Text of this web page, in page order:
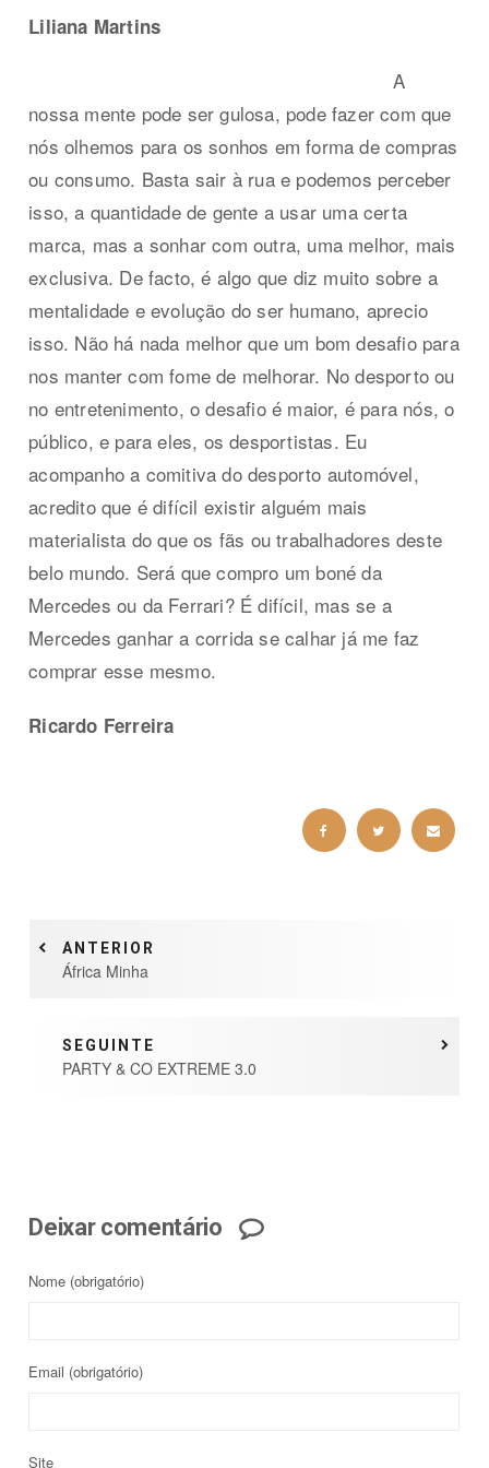
Liliana Martins
A
nossa mente pode ser gulosa, pode fazer com que
nós olhemos para os sonhos em forma de compras
ou consumo. Basta sair à rua e podemos perceber
isso, a quantidade de gente a usar uma certa
marca, mas a sonhar com outra, uma melhor, mais
exclusiva. De facto, é algo que diz muito sobre a
mentalidade e evolução do ser humano, aprecio
isso. Não há nada melhor que um bom desafio para
nos manter com fome de melhorar. No desporto ou
no entretenimento, o desafio é maior, é para nós, o
público, e para eles, os desportistas. Eu
acompanho a comitiva do desporto automóvel,
acredito que é difícil existir alguém mais
materialista do que os fãs ou trabalhadores deste
belo mundo. Será que compro um boné da
Mercedes ou da Ferrari? É difícil, mas se a
Mercedes ganhar a corrida se calhar já me faz
comprar esse mesmo.
Ricardo Ferreira
ANTERIOR
África Minha
SEGUINTE
PARTY & CO EXTREME 3.0
Deixar comentário
Nome (obrigatório)
Email (obrigatório)
Site